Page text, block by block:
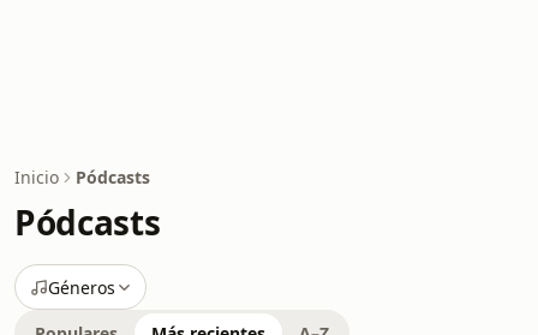
Inicio Pódcasts
Pódcasts
Géneros